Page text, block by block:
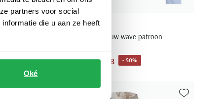
partners voor social
die u aan ze heeft
Oké
Blue Industry
overhemd lichtblauw wave patroon
€ 109,95 € 54,98 - 50%